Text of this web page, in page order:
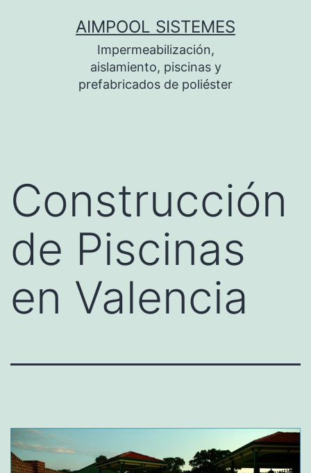
AIMPOOL SISTEMES
Impermeabilización,
aislamiento, piscinas y
prefabricados de poliéster
Construcción
de Piscinas
en Valencia